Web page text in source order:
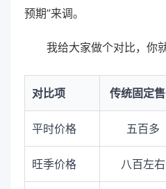
预期”来调。
我给大家做个对比，你
对比项 传统固定
平时价格 五百多
旺季价格 八百左右